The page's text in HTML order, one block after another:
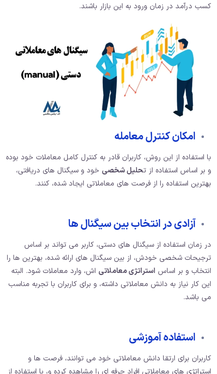
کسب درآمد در زمان ورود به این بازار باشند.
امکان کنترل معامله
با استفاده از این روش، کاربران قادر به کنترل کامل معاملات خود بوده
و بر اساس استفاده از تحلیل شخصی خود و سیگنال های دریافتی،
بهترین استفاده را از فرصت های معاملاتی ایجاد شده، کنند.
آزادی در انتخاب بین سیگنال ها
در زمان استفاده از سیگنال های دستی، کاربر می تواند بر اساس
ترجیحات شخصی خودش، از بین سیگنال های ارائه شده، بهترین ها را
انتخاب و بر اساس استراتژی معاملاتی اش، وارد معاملات شود. البته
این کار نیاز به دانش معاملاتی داشته، و برای کاربران با تجربه مناسب
می باشد.
استفاده آموزشی
کاربران برای ارتقا دانش معاملاتی خود می توانند، فرصت ها و
استراتژی های معاملاتی افراد حرفه ای را مشاهده کرده و، با استفاده از